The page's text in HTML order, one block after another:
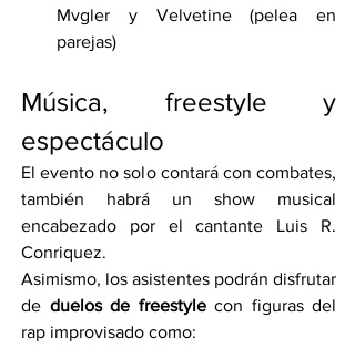
Mvgler y Velvetine (pelea en
parejas)
Música, freestyle y
espectáculo
El evento no solo contará con combates,
también habrá un show musical
encabezado por el cantante Luis R.
Conriquez.
Asimismo, los asistentes podrán disfrutar
de duelos de freestyle con figuras del
rap improvisado como: